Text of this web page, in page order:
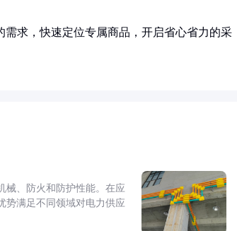
求，快速定位专属商品，开启省心省力的采
械、防火和防护性能。在应
势满足不同领域对电力供应